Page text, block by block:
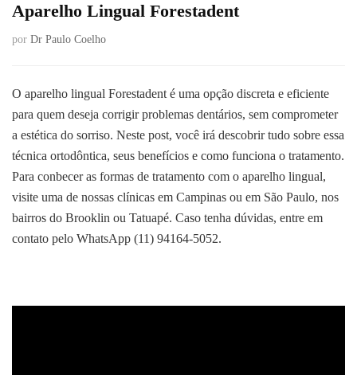
Aparelho Lingual Forestadent
por Dr Paulo Coelho
O aparelho lingual Forestadent é uma opção discreta e eficiente
para quem deseja corrigir problemas dentários, sem comprometer
a estética do sorriso. Neste post, você irá descobrir tudo sobre essa
técnica ortodôntica, seus benefícios e como funciona o tratamento.
Para conbecer as formas de tratamento com o aparelho lingual,
visite uma de nossas clínicas em Campinas ou em São Paulo, nos
bairros do Brooklin ou Tatuapé. Caso tenha dúvidas, entre em
contato pelo WhatsApp (11) 94164-5052.